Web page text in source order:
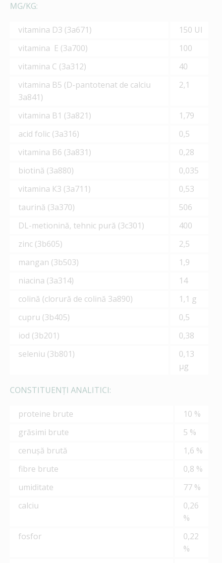
MG/KG:
vitamina D3 (3a671)
150 UI
vitamina Е (3a700)
100
vitamina C (3a312)
40
vitamina В5 (D-pantotenat de calciu
3а841)
2,1
vitamina В1 (3а821)
1,79
acid folic (3а316)
0,5
vitamina B6 (3a831)
0,28
biotină (3a880)
0,035
vitamina К3 (3а711)
0,53
taurină (3a370)
506
DL-metionină, tehnic pură (3с301)
400
zinc (3b605)
2,5
mangan (3b503)
1,9
niacina (3а314)
14
colină (clorură de colină 3а890)
1,1 g
cupru (3b405)
0,5
iod (3b201)
0,38
seleniu (3b801)
0,13
μg
CONSTITUENȚI ANALITICI:
proteine brute
10 %
grăsimi brute
5 %
cenușă brută
1,6 %
fibre brute
0,8 %
umiditate
77 %
calciu
0,26
%
fosfor
0,22
%